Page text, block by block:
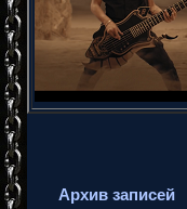
Архив записей